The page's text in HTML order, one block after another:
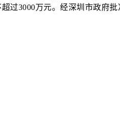
过3000万元。经深圳市政府